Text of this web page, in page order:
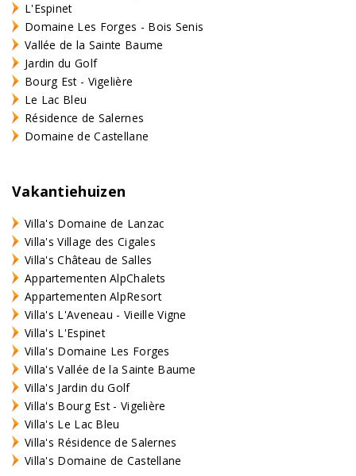
L'Espinet
Domaine Les Forges - Bois Senis
Vallée de la Sainte Baume
Jardin du Golf
Bourg Est - Vigelière
Le Lac Bleu
Résidence de Salernes
Domaine de Castellane
Vakantiehuizen
Villa's Domaine de Lanzac
Villa's Village des Cigales
Villa's Château de Salles
Appartementen AlpChalets
Appartementen AlpResort
Villa's L'Aveneau - Vieille Vigne
Villa's L'Espinet
Villa's Domaine Les Forges
Villa's Vallée de la Sainte Baume
Villa's Jardin du Golf
Villa's Bourg Est - Vigelière
Villa's Le Lac Bleu
Villa's Résidence de Salernes
Villa's Domaine de Castellane